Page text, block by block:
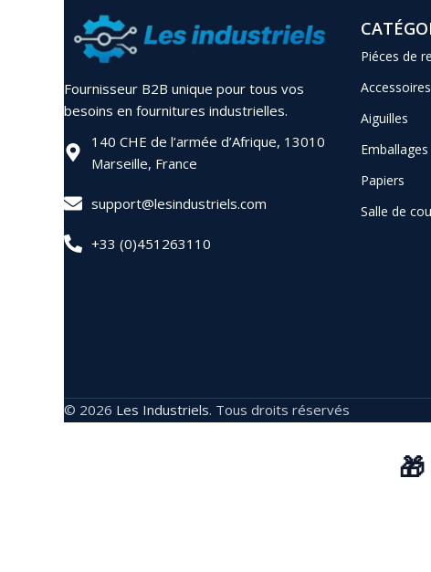
Fournisseur B2B unique pour tous vos
besoins en fournitures industrielles.
140 CHE de l’armée d’Afrique, 13010
Marseille, France
support@lesindustriels.com
+33 (0)451263110
Piéces de
Accessoires
Aiguilles
Emballages
Papiers
Salle de
© 2026 Les Industriels. Tous droits réservés